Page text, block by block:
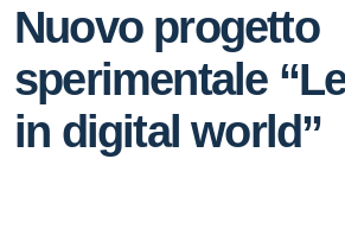
Nuovo progetto
sperimentale
in digital world”